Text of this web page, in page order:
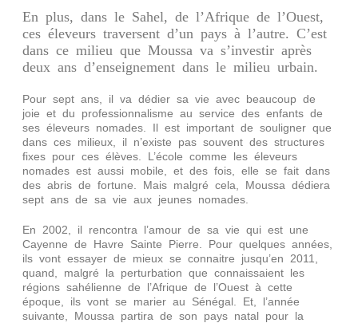
En plus, dans le Sahel, de l’Afrique de l’Ouest,
ces éleveurs traversent d’un pays à l’autre. C’est
dans ce milieu que Moussa va s’investir après
deux ans d’enseignement dans le milieu urbain.
Pour sept ans, il va dédier sa vie avec beaucoup de
joie et du professionnalisme au service des enfants de
ses éleveurs nomades. Il est important de souligner que
dans ces milieux, il n’existe pas souvent des structures
fixes pour ces élèves. L’école comme les éleveurs
nomades est aussi mobile, et des fois, elle se fait dans
des abris de fortune. Mais malgré cela, Moussa dédiera
sept ans de sa vie aux jeunes nomades.
En 2002, il rencontra l’amour de sa vie qui est une
Cayenne de Havre Sainte Pierre. Pour quelques années,
ils vont essayer de mieux se connaitre jusqu’en 2011,
quand, malgré la perturbation que connaissaient les
régions sahélienne de l’Afrique de l’Ouest à cette
époque, ils vont se marier au Sénégal. Et, l’année
suivante, Moussa partira de son pays natal pour la